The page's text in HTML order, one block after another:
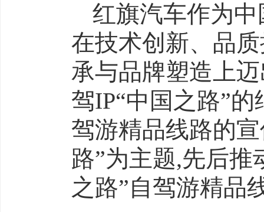
红旗汽车作为
在技术创新、品
承与品牌塑造上
驾IP“中国之路”
驾游精品线路的
路”为主题,先后
之路”自驾游精品